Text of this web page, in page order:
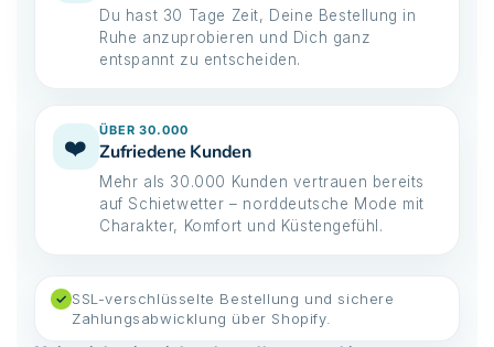
Du hast 30 Tage Zeit, Deine Bestellung in
Ruhe anzuprobieren und Dich ganz
entspannt zu entscheiden.
❤️
ÜBER 30.000
Zufriedene Kunden
Mehr als 30.000 Kunden vertrauen bereits
auf Schietwetter – norddeutsche Mode mit
Charakter, Komfort und Küstengefühl.
✓ SSL-verschlüsselte Bestellung und sichere
Zahlungsabwicklung über Shopify.